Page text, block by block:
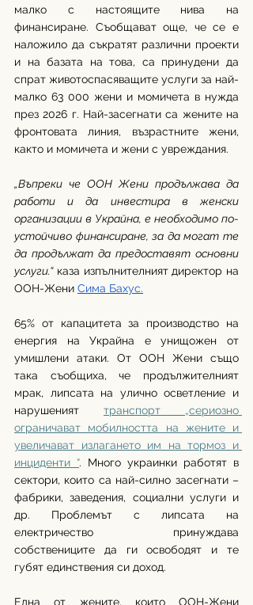
малко с настоящите нива на
финансиране. Съобщават още, че се е
наложило да съкратят различни проекти
и на базата на това, са принудени да
спрат животоспасяващите услуги за най-
малко 63 000 жени и момичета в нужда
през 2026 г. Най-засегнати са жените на
фронтовата линия, възрастните жени,
както и момичета и жени с увреждания.
„Въпреки че ООН Жени продължава да
работи и да инвестира в женски
организации в Украйна, е необходимо по-
устойчиво финансиране, за да могат те
да продължат да предоставят основни
услуги.“ каза изпълнителният директор на
ООН-Жени Сима Бахуc.
65% от капацитета за производство на
енергия на Украйна е унищожен от
умишлени атаки. От ООН Жени също
така съобщиха, че продължителният
мрак, липсата на улично осветление и
нарушеният транспорт „сериозно
ограничават мобилността на жените и
увеличават излагането им на тормоз и
инциденти “. Много украинки работят в
сектори, които са най-силно засегнати –
фабрики, заведения, социални услуги и
др. Проблемът с липсата на
електричество принуждава
собствениците да ги освободят и те
губят единствения си доход.
Една от жените, които ООН-Жени